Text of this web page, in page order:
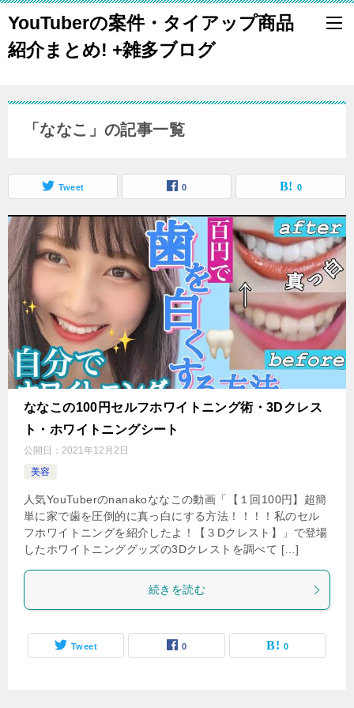
YouTuberの案件・タイアップ商品
紹介まとめ! +雑多ブログ
「ななこ」の記事一覧
Tweet 0 0
ななこの100円セルフホワイトニング術・3Dクレス
ト・ホワイトニングシート
公開日： 2021年12月2日
美容
人気YouTuberのnanakoななこの動画「【１回100円】超簡
単に家で歯を圧倒的に真っ白にする方法！！！！私のセル
フホワイトニングを紹介したよ！【３Dクレスト】」で登場
したホワイトニンググッズの3Dクレストを調べて […]
続きを読む
Tweet 0 0